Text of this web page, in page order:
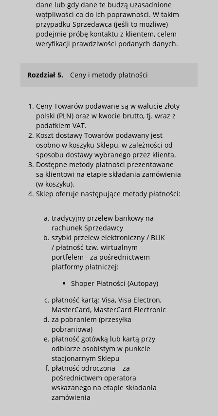
dane lub gdy dane te budzą uzasadnione
wątpliwości co do ich poprawności. W takim
przypadku Sprzedawca (jeśli to możliwe)
podejmie próbę kontaktu z klientem, celem
weryfikacji prawdziwości podanych danych.
Rozdział 5. Ceny i metody płatności
Ceny Towarów podawane są w walucie złoty
polski (PLN) oraz w kwocie brutto, tj. wraz z
podatkiem VAT.
Koszt dostawy Towarów podawany jest
osobno w koszyku Sklepu, w zależności od
sposobu dostawy wybranego przez klienta.
Dostępne metody płatności prezentowane
są klientowi na etapie składania zamówienia
(w koszyku).
Sklep oferuje następujące metody płatności:
tradycyjny przelew bankowy na
rachunek Sprzedawcy
szybki przelew elektroniczny / BLIK
/ płatność tzw. wirtualnym
portfelem - za pośrednictwem
platformy płatniczej:
Shoper Płatności (Autopay)
płatność kartą: Visa, Visa Electron,
MasterCard, MasterCard Electronic
za pobraniem (przesyłka
pobraniowa)
płatność gotówką lub kartą przy
odbiorze osobistym w punkcie
stacjonarnym Sklepu
płatność odroczona – za
pośrednictwem operatora
wskazanego na etapie składania
zamówienia